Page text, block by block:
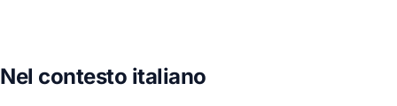
Nel contesto italiano